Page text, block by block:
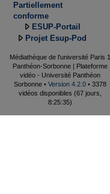
Partiellement
conforme
ESUP-Portail
Projet Esup-Pod
Médiathèque de l'université Paris 1
Panthéon-Sorbonne | Plateforme
vidéo - Université Panthéon
Sorbonne • Version 4.2.0 • 3378
vidéos disponibles (67 jours,
8:25:35)